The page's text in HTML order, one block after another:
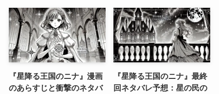
『星降る王国のニナ』漫画
のあらすじと衝撃のネタバ
『星降る王国のニナ』最終
回ネタバレ予想：星の民の